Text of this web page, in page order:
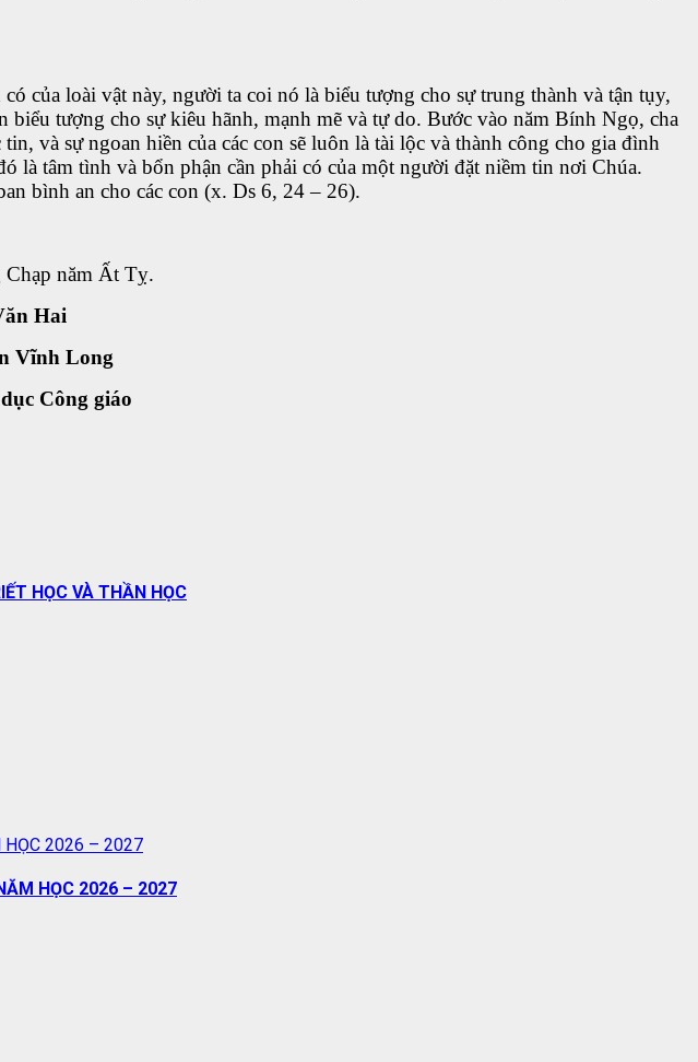
của loài vật này, người ta coi nó là biểu tượng cho sự trung thành và tận tụy,
tượng cho sự kiêu hãnh, mạnh mẽ và tự do. Bước vào năm Bính Ngọ, cha
và sự ngoan hiền của các con sẽ luôn là tài lộc và thành công cho gia đình
là tâm tình và bổn phận cần phải có của một người đặt niềm tin nơi Chúa.
bình an cho các con (x. Ds 6, 24 – 26).
năm Ất Tỵ.
Hai
Vĩnh Long
Công giáo
HỌC VÀ THẦN HỌC
HỌC 2026 – 2027
HỌC 2026 – 2027